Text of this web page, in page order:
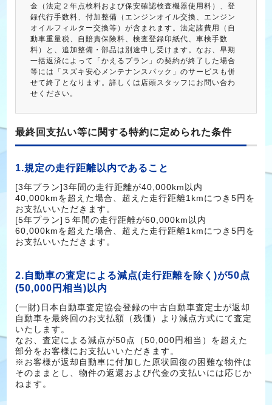
金（法定２年点検料および保安確認検査機器使用料）、登
録代行手数料、付加整備（エンジンオイル交換、エンジン
オイルフィルター交換等）が含まれます。法定諸費用（自
動車重量税、自賠責保険料、検査登録印紙代、車検手数
料）と、追加整備・部品は別途申し受けます。なお、早期
一括返済によって「かえるプラン」の契約が終了した場合
等には「スズキ安心メンテナンスパック」のサービスも併
せて終了となります。詳しくは店頭スタッフにお問い合わ
せください。
最終回支払い等に関する特約に定められた条件
1.規定の走行距離以内であること
[3年プラン]3年間の走行距離が40,000km以内
40,000kmを超えた場合、超えた走行距離1kmにつき5円を
お支払いいただきます。
[5年プラン]５年間の走行距離が60,000km以内
60,000kmを超えた場合、超えた走行距離1kmにつき5円を
お支払いいただきます。
2.自動車の査定による減点(走行距離を除く)が50点
(50,000円相当)以内
(一財)日本自動車査定協会登録の中古自動車査定士が返却
自動車を最終回のお支払額（残価）より減点方式にて査定
いたします。
なお、査定による減点が50点（50,000円相当）を超えた
部分をお客様にお支払いいただきます。
※お客様が返却自動車に付加した原状回復の困難な物件は
そのままとし、物件の返還および代金の支払いには応じか
ねます。